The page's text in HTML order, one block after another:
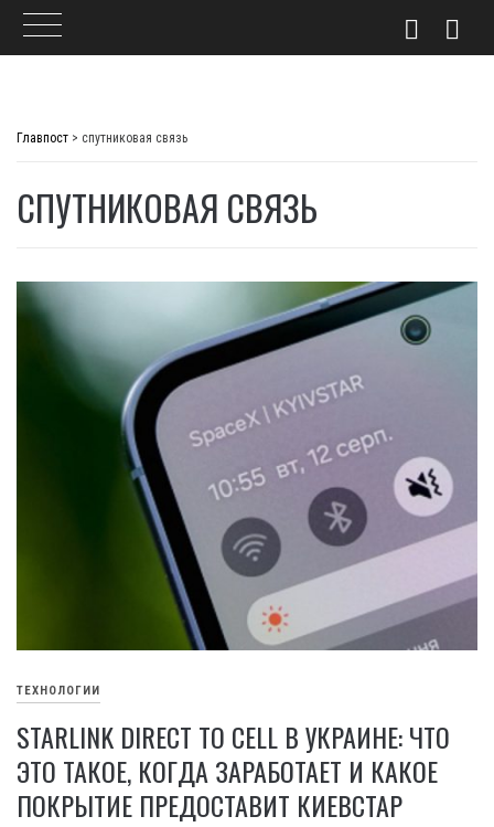
Главпост > спутниковая связь
СПУТНИКОВАЯ СВЯЗЬ
ТЕХНОЛОГИИ
STARLINK DIRECT TO CELL В УКРАИНЕ: ЧТО
ЭТО ТАКОЕ, КОГДА ЗАРАБОТАЕТ И КАКОЕ
ПОКРЫТИЕ ПРЕДОСТАВИТ КИЕВСТАР